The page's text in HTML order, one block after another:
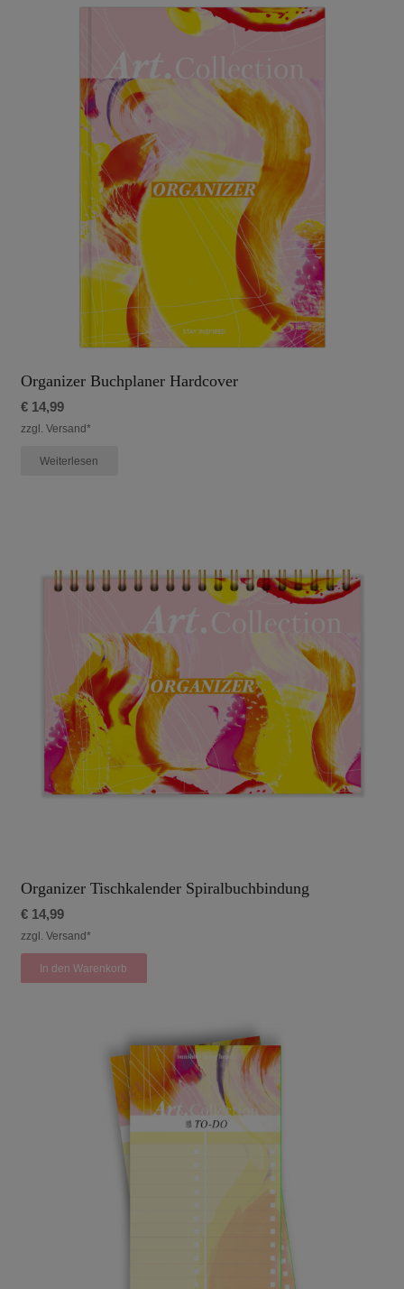
Organizer Buchplaner Hardcover
€14,99
zzgl. Versand*
Weiterlesen
Organizer Tischkalender Spiralbuchbindung
€14,99
zzgl. Versand*
In den Warenkorb